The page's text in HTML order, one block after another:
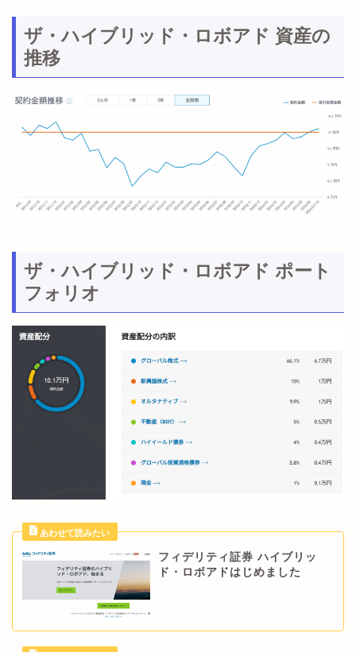
ザ・ハイブリッド・ロボアド 資産の
推移
ザ・ハイブリッド・ロボアド ポート
フォリオ
フィデリティ証券 ハイブリッ
ド・ロボアドはじめました